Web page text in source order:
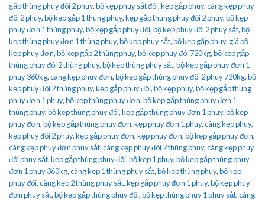
gắp thùng phuy đôi 2 phuy,bộ kẹp phuy sắt đôi,kẹp gắp phuy,càng kẹp phuy
đôi 2 phuy,bộ kẹp gắp 1 thùng phuy,kẹp gắp thùng phuy đôi 2 phuy,bộ kẹp
phuy đơn 1 thùng phuy,bộ kẹp gắp phuy đôi,bộ kẹp phuy đôi 2 phuy sắt,bộ
kẹp thùng phuy đơn 1 thùng phuy,bộ kẹp phuy sắt,bộ kẹp gắp phuy, giá bộ
kẹp phuy đơn,bộ kẹp gắp 2 thùng phuy,bộ kẹp phuy đôi 720kg,bộ kẹp gắp
thùng phuy đôi 2 thùng phuy,bộ kẹp thùng phuy sắt,bộ kẹp gắp phuy đơn 1
phuy 360kg,càng kẹp phuy đơn,bộ kẹp gắp thùng phuy đôi 2 phuy 720kg,bộ
kẹp phuy đôi 2 thùng phuy,kẹp gắp phuy đôi,bộ kẹp phuy,bộ kẹp gắp thùng
phuy đơn 1 phuy,bộ kẹp thùng phuy đơn,bộ kẹp gắp thùng phuy đơn 1
thùng phuy,bộ kẹp thùng phuy đôi,kẹp gắp thùng phuy đơn 1 phuy,bộ kẹp
phuy đơn,bộ kẹp gắp thùng phuy đơn,kẹp phuy đơn 1 phuy,càng kẹp phuy,
kẹp phuy đôi 2 phuy,kẹp gắp phuy đơn,kẹp phuy đơn,bộ kẹp gắp phuy đơn,
càng kẹp phuy đơn phuy sắt,càng kẹp phuy đôi 2 thùng phuy,càng kẹp phuy
đôi phuy sắt,kẹp gắp thùng phuy đôi,bộ kẹp 1 phuy,bộ kẹp gắp thùng phuy
đơn 1 phuy 360kg,càng kẹp 1 thùng phuy sắt,bộ kẹp thùng phuy,bộ kẹp
phuy đôi,càng kẹp 2 thùng phuy sắt,kẹp gắp phuy đơn 1 phuy,bộ kẹp phuy
đơn phuy sắt,bộ kẹp gắp thùng phuy đôi,bộ kẹp thùng phuy 1 phuy sắt,càng